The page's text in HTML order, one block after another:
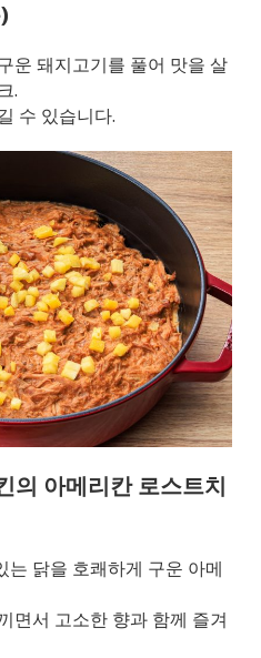
운 돼지고기를 풀어 맛을 살
.
수 있습니다.
의 아메리칸 로스트치
닭을 호쾌하게 구운 아메
면서 고소한 향과 함께 즐겨